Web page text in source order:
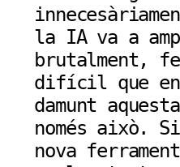
la IA va a
brutalment,
difícil que
damunt
només això.
nova